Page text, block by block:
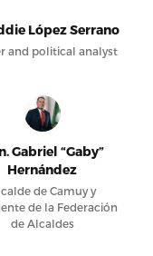
López Serrano
and political analyst
Gabriel “Gaby”
Hernández
de Camuy y
de la Federación
de Alcaldes